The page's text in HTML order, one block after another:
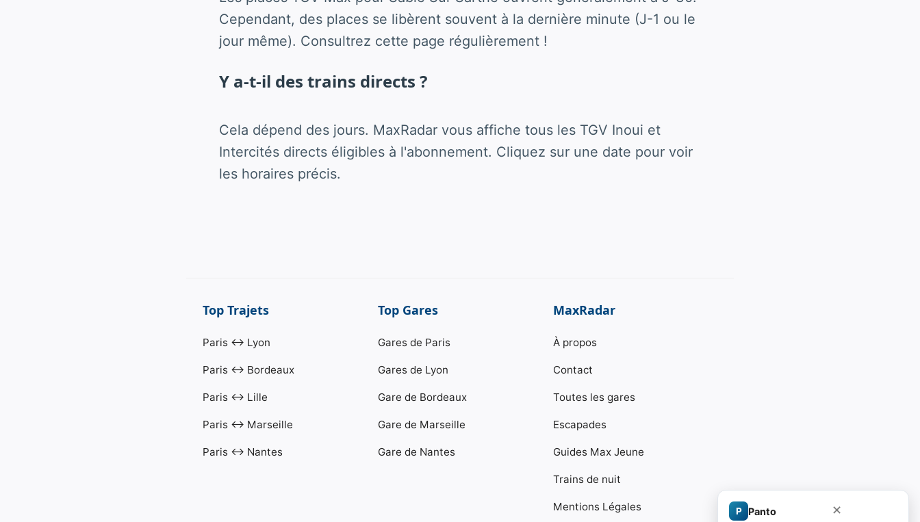
Cependant, des places se libèrent souvent à la dernière minute (J-1 ou le
jour même). Consultrez cette page régulièrement !
Y a-t-il des trains directs ?
Cela dépend des jours. MaxRadar vous affiche tous les TGV Inoui et
Intercités directs éligibles à l'abonnement. Cliquez sur une date pour voir
les horaires précis.
Top Trajets
Paris ↔ Lyon
Paris ↔ Bordeaux
Paris ↔ Lille
Paris ↔ Marseille
Paris ↔ Nantes
Top Gares
Gares de Paris
Gares de Lyon
Gare de Bordeaux
Gare de Marseille
Gare de Nantes
MaxRadar
À propos
Contact
Toutes les gares
Escapades
Guides Max Jeune
Trains de nuit
Mentions Légales P Panto ✕